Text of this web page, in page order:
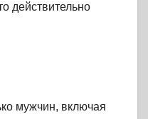
действительно
мужчин, включая